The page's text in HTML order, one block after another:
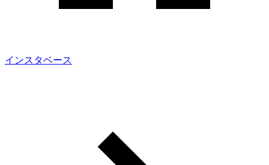
インスタベース